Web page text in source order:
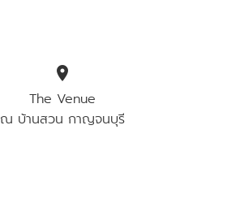
location_on
The Venue
ณ บ้านสวน กาญจนบุรี